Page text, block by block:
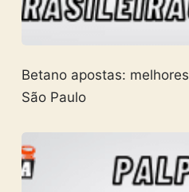
Betano apostas:
São Paulo